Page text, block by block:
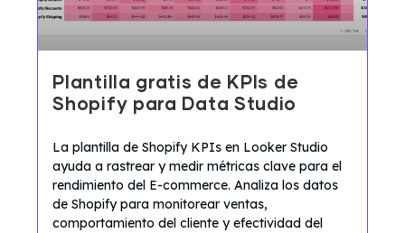
Plantilla gratis de KPIs de
Shopify para Data Studio
La plantilla de Shopify KPIs en Looker Studio
ayuda a rastrear y medir métricas clave para el
rendimiento del E-commerce. Analiza los datos
de Shopify para monitorear ventas,
comportamiento del cliente y efectividad del